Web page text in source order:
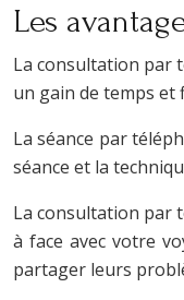
Les
La consultation par
un gain de temps et
La séance par
séance et la
La consultation par
à face avec votre
partager leurs